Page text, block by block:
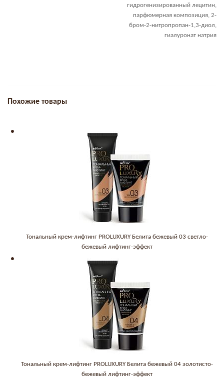
гидрогенизированный лецитин,
парфюмерная композиция, 2-
бром-2-нитропропан-1,3-диол,
гиалуронат натрия
Похожие товары
Тональный крем-лифтинг PROLUXURY Белита бежевый 03 светло-
бежевый лифтинг-эффект
Тональный крем-лифтинг PROLUXURY Белита бежевый 04 золотисто-
бежевый лифтинг-эффект